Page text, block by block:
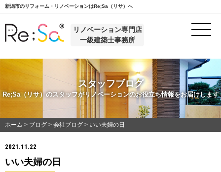
新潟市のリフォーム・リノベーションはRe;Sa（リサ）へ
リノベーション専門店
一級建築士事務所
スタッフブログ
Re;Sa（リサ）のスタッフがリノベーションのお役立ち情報をお届けします
ホーム > ブログ > 会社ブログ > いい夫婦の日
2021.11.22
いい夫婦の日